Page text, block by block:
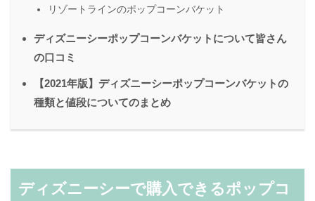
リゾートラインのポップコーンバケット
ディズニーシーポップコーンバケットについて皆さん
の口コミ
【2021年版】ディズニーシーポップコーンバケットの
種類と値段についてのまとめ
ディズニーシーで購入できるポップコ